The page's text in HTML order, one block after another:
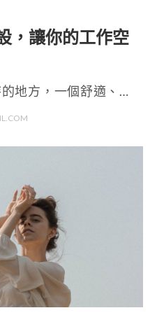
，讓你的工作空
地方，一個舒適、…